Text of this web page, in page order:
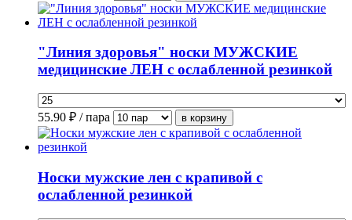
"Линия здоровья" носки МУЖСКИЕ
медицинские ЛЕН с ослабленной резинкой
55.90 ₽ / пара
Носки мужские лен с крапивой с
ослабленной резинкой